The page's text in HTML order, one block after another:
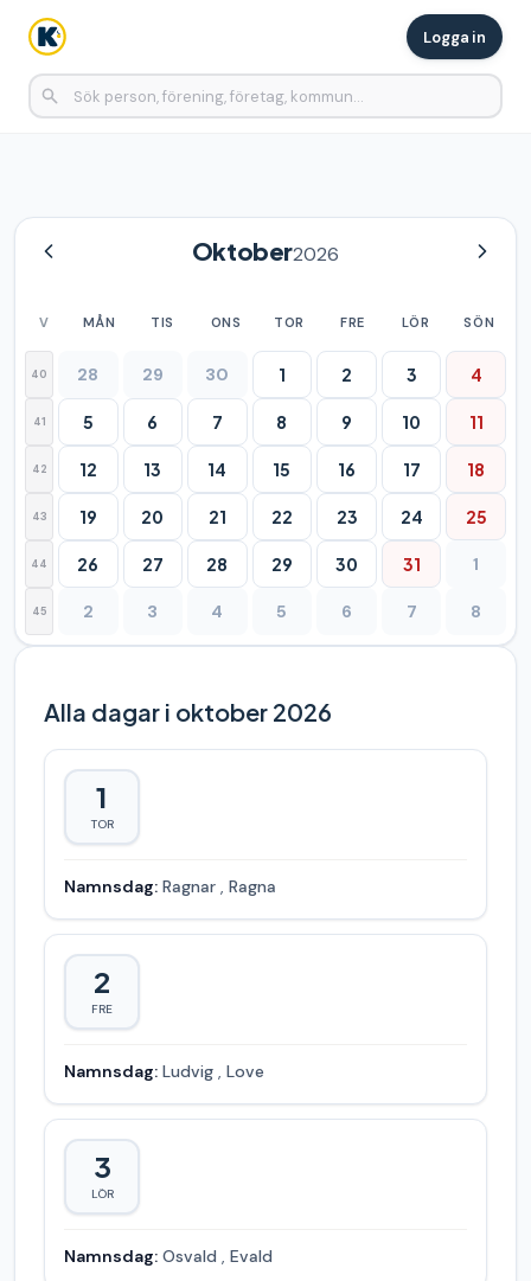
Logga in
Oktober2026
V MÅN TIS ONS TOR FRE LÖR SÖN
40 28 29 30 1 2 3 4
41 5 6 7 8 9 10 11
42 12 13 14 15 16 17 18
43 19 20 21 22 23 24 25
44 26 27 28 29 30 31 1
45 2 3 4 5 6 7 8
Alla dagar i oktober 2026
1
TOR
Namnsdag: Ragnar , Ragna
2
FRE
Namnsdag: Ludvig , Love
3
LÖR
Namnsdag: Osvald , Evald